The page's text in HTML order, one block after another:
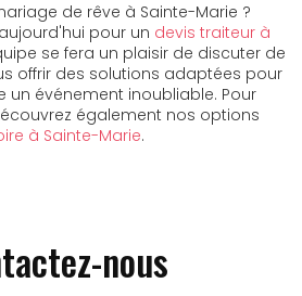
de rêve à Sainte-Marie ?
pour un devis traiteur à
se fera un plaisir de discuter de
offrir des solutions adaptées pour
un événement inoubliable. Pour
également nos options
à Sainte-Marie.
nous